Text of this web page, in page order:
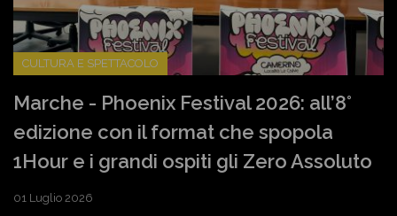
CULTURA E SPETTACOLO
Marche - Phoenix Festival 2026: all’8°
edizione con il format che spopola
1Hour e i grandi ospiti gli Zero Assoluto
01 Luglio 2026